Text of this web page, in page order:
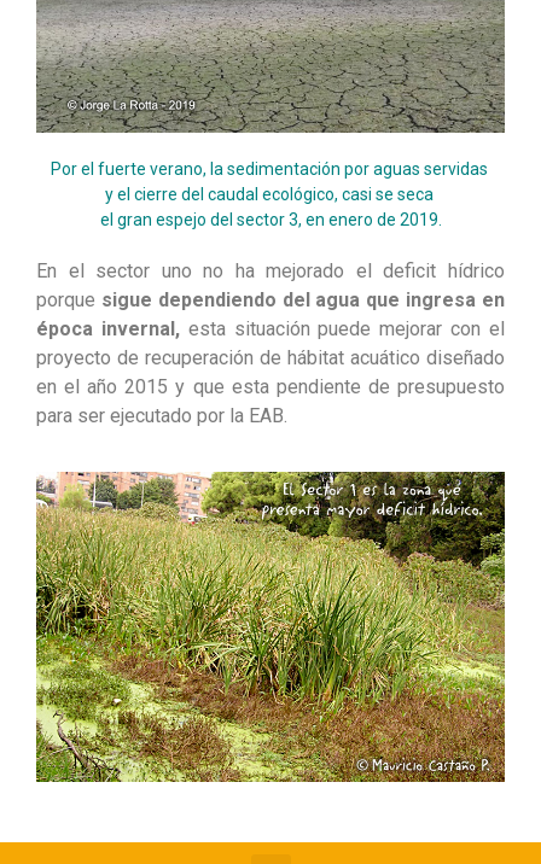
Por el fuerte verano, la sedimentación por aguas servidas
y el cierre del caudal ecológico, casi se seca
el gran espejo del sector 3, en enero de 2019.
En el sector uno no ha mejorado el deficit hídrico
porque sigue dependiendo del agua que ingresa en
época invernal,esta situación puede mejorar con el
proyecto de recuperación de hábitat acuático diseñado
en el año 2015 y que esta pendiente de presupuesto
para ser ejecutado por la EAB.